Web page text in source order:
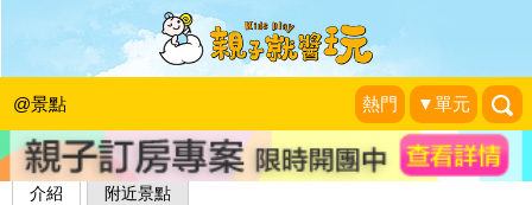
@景點 熱門 ▼單元
走馬瀨農場
小寶貝兒，"龍"爭"虎"鬥的恩愛生活 2013-01-23
介紹 附近景點